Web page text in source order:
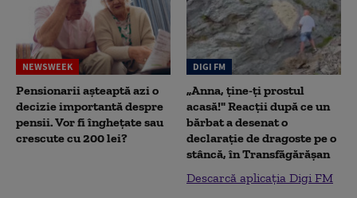
NEWSWEEK
Pensionarii așteaptă azi o
decizie importantă despre
pensii. Vor fi înghețate sau
crescute cu 200 lei?
DIGI FM
„Anna, ţine-ţi prostul
acasă!" Reacţii după ce un
bărbat a desenat o
declaraţie de dragoste pe o
stâncă, în Transfăgărăşan
Descarcă aplicația Digi FM